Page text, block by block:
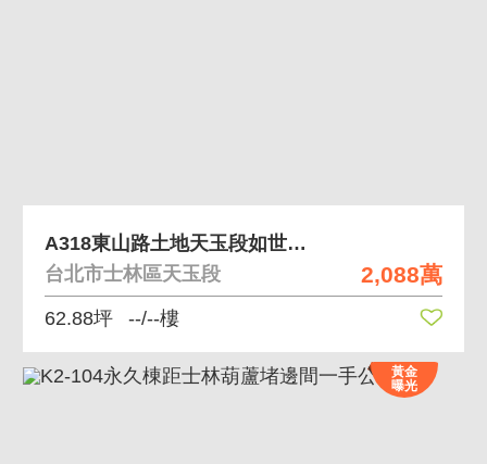
2,088萬
A318東山路土地天玉段如世外桃源
台北市士林區天玉段
62.88坪 --/--樓
黃金
曝光